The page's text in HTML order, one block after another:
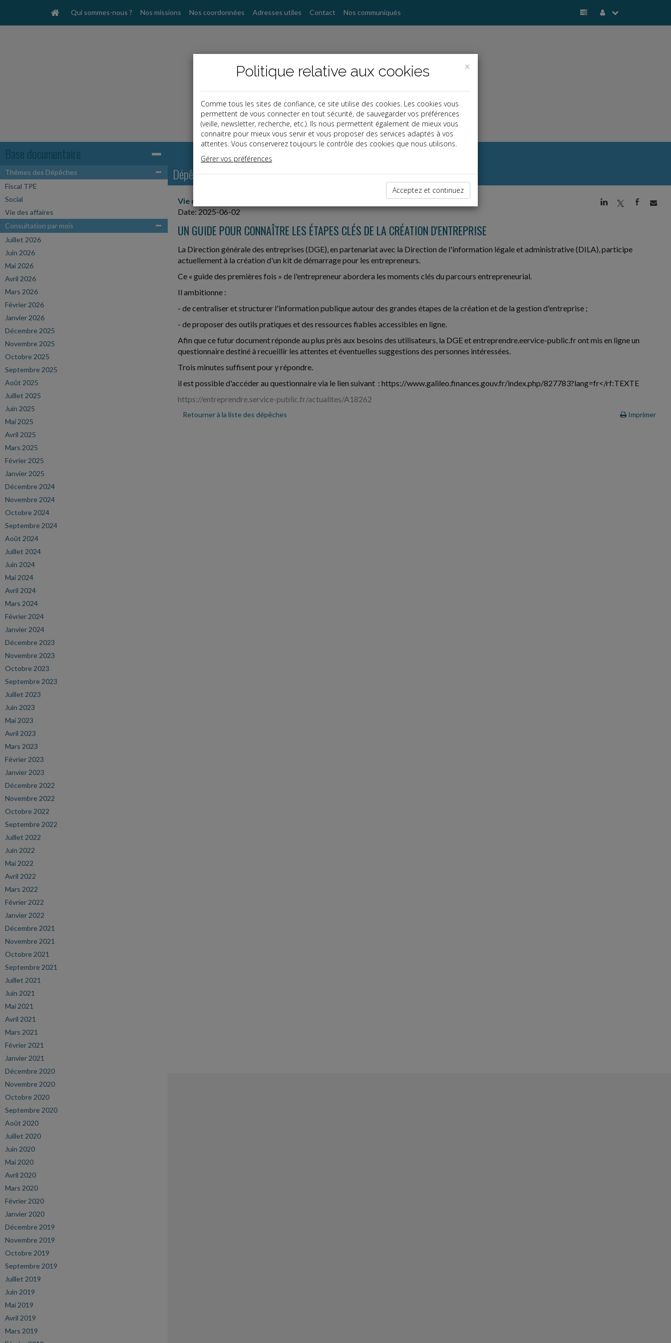
Qui sommes-nous ? Nos missions Nos coordonnées Adresses utiles Contact Nos communiqués
Base documentaire
Thémes des Dépêches
Fiscal TPE
Social
Vie des affaires
Consultation par mois
Juillet 2026
Juin 2026
Mai 2026
Avril 2026
Mars 2026
Février 2026
Janvier 2026
Décembre 2025
Novembre 2025
Octobre 2025
Septembre 2025
Août 2025
Juillet 2025
Juin 2025
Mai 2025
Avril 2025
Mars 2025
Février 2025
Janvier 2025
Décembre 2024
Novembre 2024
Octobre 2024
Septembre 2024
Août 2024
Juillet 2024
Juin 2024
Mai 2024
Avril 2024
Mars 2024
Février 2024
Janvier 2024
Décembre 2023
Novembre 2023
Octobre 2023
Septembre 2023
Juillet 2023
Juin 2023
Mai 2023
Avril 2023
Mars 2023
Février 2023
Janvier 2023
Décembre 2022
Novembre 2022
Octobre 2022
Septembre 2022
Juillet 2022
Juin 2022
Mai 2022
Avril 2022
Mars 2022
Février 2022
Janvier 2022
Décembre 2021
Novembre 2021
Octobre 2021
Septembre 2021
Juillet 2021
Juin 2021
Mai 2021
Avril 2021
Mars 2021
Février 2021
Janvier 2021
Décembre 2020
Novembre 2020
Octobre 2020
Septembre 2020
Août 2020
Juillet 2020
Juin 2020
Mai 2020
Avril 2020
Mars 2020
Février 2020
Janvier 2020
Décembre 2019
Novembre 2019
Octobre 2019
Septembre 2019
Juillet 2019
Juin 2019
Mai 2019
Avril 2019
Mars 2019
Dépêches
j a b
Vie des affaires
Date: 2025-06-02
UN GUIDE POUR CONNAÎTRE LES ÉTAPES CLÉS DE LA CRÉATION D'ENTREPRISE
La Direction générale des entreprises (DGE), en partenariat avec la Direction de l'information légale et administrative (DILA), participe
actuellement à la création d'un kit de démarrage pour les entrepreneurs.
Ce « guide des premières fois » de l'entrepreneur abordera les moments clés du parcours entrepreneurial.
Il ambitionne :
- de centraliser et structurer l'information publique autour des grandes étapes de la création et de la gestion d'entreprise ;
- de proposer des outils pratiques et des ressources fiables accessibles en ligne.
Afin que ce futur document réponde au plus près aux besoins des utilisateurs, la DGE et entreprendre.eervice-public.fr ont mis en ligne un
questionnaire destiné à recueillir les attentes et éventuelles suggestions des personnes intéressées.
Trois minutes suffisent pour y répondre.
il est possible d'accéder au questionnaire via le lien suivant : https://www.galileo.finances.gouv.fr/index.php/827783?lang=fr</rf:TEXTE
https://entreprendre.service-public.fr/actualites/A18262
Retourner à la liste des dépêches Imprimer
×
Politique relative aux cookies
Comme tous les sites de confiance, ce site utilise des cookies. Les cookies vous
permettent de vous connecter en tout sécurité, de sauvegarder vos préférences
(veille, newsletter, recherche, etc.). Ils nous permettent également de mieux vous
connaitre pour mieux vous servir et vous proposer des services adaptés à vos
attentes. Vous conserverez toujours le contrôle des cookies que nous utilisons.
Gérer vos préférences
Acceptez et continuez